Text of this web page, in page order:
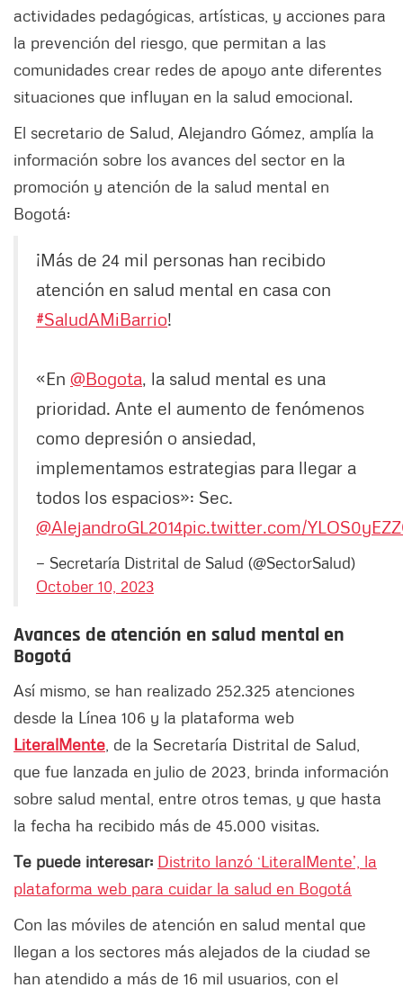
actividades pedagógicas, artísticas, y acciones para
la prevención del riesgo, que permitan a las
comunidades crear redes de apoyo ante diferentes
situaciones que influyan en la salud emocional.
El secretario de Salud, Alejandro Gómez, amplía la
información sobre los avances del sector en la
promoción y atención de la salud mental en
Bogotá:
¡Más de 24 mil personas han recibido
atención en salud mental en casa con
#SaludAMiBarrio!
«En @Bogota, la salud mental es una
prioridad. Ante el aumento de fenómenos
como depresión o ansiedad,
implementamos estrategias para llegar a
todos los espacios»: Sec.
@AlejandroGL2014pic.twitter.com/
— Secretaría Distrital de Salud (@SectorSalud)
October 10, 2023
Avances de atención en salud mental en
Bogotá
Así mismo, se han realizado 252.325 atenciones
desde la Línea 106 y la plataforma web
LiteralMente , de la Secretaría Distrital de Salud,
que fue lanzada en julio de 2023, brinda información
sobre salud mental, entre otros temas, y que hasta
la fecha ha recibido más de 45.000 visitas.
Te puede interesar: Distrito lanzó ‘LiteralMente’, la
plataforma web para cuidar la salud en Bogotá
Con las móviles de atención en salud mental que
llegan a los sectores más alejados de la ciudad se
han atendido a más de 16 mil usuarios, con el